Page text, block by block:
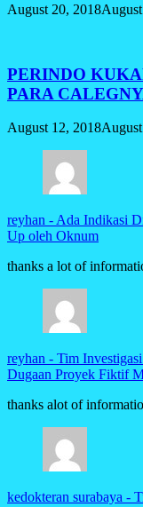
August 20, 2018
PERINDO
PARA
August 12, 2018
reyhan - Ada Indikasi
Up oleh Oknum
thanks a lot of
reyhan - Tim
Dugaan Proyek Fiktif
thanks alot of
kedokteran surabaya -